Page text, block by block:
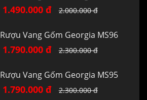
1.490.000 đ 2.000.000 đ
Rượu Vang Gốm Georgia MS96
1.790.000 đ 2.300.000 đ
Rượu Vang Gốm Georgia MS95
1.790.000 đ 2.300.000 đ